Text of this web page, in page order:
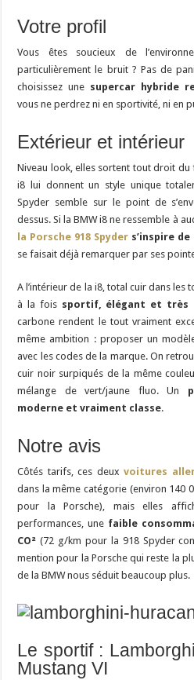
Votre profil
Vous êtes soucieux de
particulièrement le bruit ? Pas de
choisissez une supercar hybride
vous ne perdrez ni en sportivité, ni en
Extérieur et intérieur
Niveau look, elles sortent tout droit
i8 lui donnent un style unique
Spyder semble sur le point de
dessus. Si la BMW i8 ne ressemble à
la Porsche 918 Spyder s’inspire
se faisait déjà remarquer par ses
A l’intérieur de la i8, total cuir dans les
à la fois sportif, élégant et très
carbone rendent le tout vraiment
même ambition : proposer un
avec les codes de la marque. On
cuir noir surpiqués de la même
mélange de vert/jaune fluo. Un
moderne et vraiment classe.
Notre avis
Côtés tarifs, ces deuxvoitures
dans la même catégorie (environ 140
pour la Porsche), mais elles
performances, une faible
CO² (72 g/km pour la 918 Spyder
mention pour la Porsche qui reste la
de la BMW nous séduit beaucoup plus.
Le sportif :
Mustang VI